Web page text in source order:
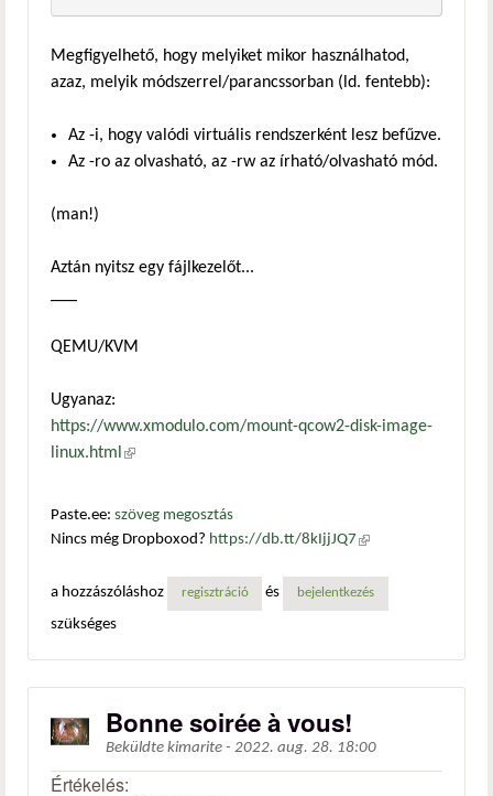
Megfigyelhető, hogy melyiket mikor használhatod,
azaz, melyik módszerrel/parancssorban (ld. fentebb):
Az -i, hogy valódi virtuális rendszerként lesz befűzve.
Az -ro az olvasható, az -rw az írható/olvasható mód.
(man!)
Aztán nyitsz egy fájlkezelőt...
QEMU/KVM
Ugyanaz:
https://www.xmodulo.com/mount-qcow2-disk-image-
linux.html (külső hivatkozás)
Paste.ee: szöveg megosztás
Nincs még Dropboxod? https://db.tt/8kIjjJQ7 (külső
a hozzászóláshoz
regisztráció és bejelentkezés
szükséges
Bonne soirée à vous!
Beküldte kimarite - 2022. aug. 28. 18:00
Értékelés: